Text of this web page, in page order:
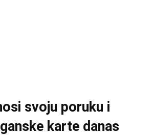
svoju poruku i
karte danas